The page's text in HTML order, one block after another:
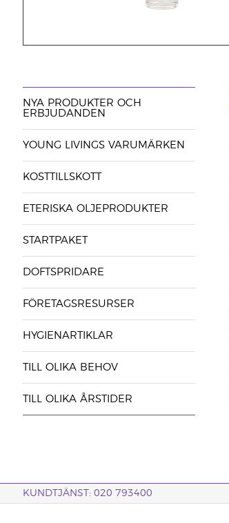
NYA PRODUKTER OCH
ERBJUDANDEN
YOUNG LIVINGS VARUMÄRKEN
KOSTTILLSKOTT
ETERISKA OLJEPRODUKTER
STARTPAKET
DOFTSPRIDARE
FÖRETAGSRESURSER
HYGIENARTIKLAR
TILL OLIKA BEHOV
TILL OLIKA ÅRSTIDER
KUNDTJÄNST: 020 793400